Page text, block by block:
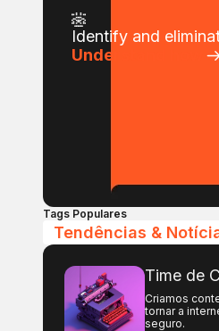
Identify and
Understand how
Tags Populares
Tendências &
Time de
Criamos
tornar a
seguro.